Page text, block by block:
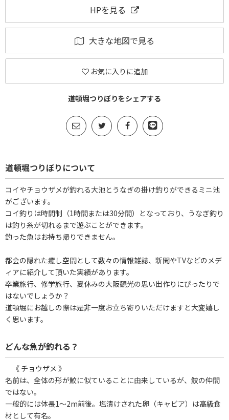
HPを見る
大きな地図で見る
お気に入りに追加
道頓堀つりぼりをシェアする
道頓堀つりぼりについて
コイやチョウザメが釣れる大池とうなぎの掛け釣りができるミニ池
がございます。
コイ釣りは時間制（1時間または30分間）となっており、うなぎ釣り
は釣り糸が切れるまで遊ぶことができます。
釣った魚はお持ち帰りできません。
都会の隠れた癒し空間として数々の情報雑誌、新聞やTVなどのメデ
ィアに紹介して頂いた実績があります。
卒業旅行、修学旅行、夏休みの大阪観光の思い出作りにぴったりで
はないでしょうか？
道頓堀にお越しの際は是非一度お立ち寄りいただけますと大変嬉し
く思います。
どんな魚が釣れる？
《 チョウザメ 》
名前は、全体の形が鮫に似ていることに由来しているが、鮫の仲間
ではない。
一般的には体長1～2m前後。塩漬けされた卵（キャビア）は高級食
材として有名。